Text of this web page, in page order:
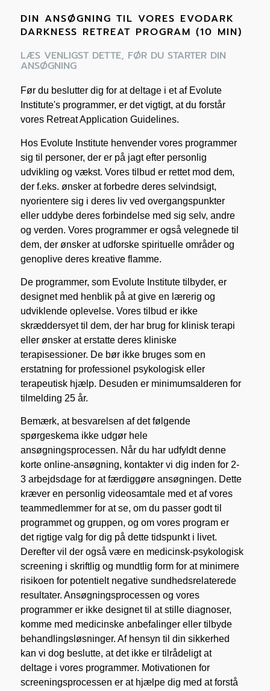
DIN ANSØGNING TIL VORES EVODARK
DARKNESS RETREAT PROGRAM (10 MIN)
LÆS VENLIGST DETTE, FØR DU STARTER DIN
ANSØGNING
Før du beslutter dig for at deltage i et af Evolute
Institute's programmer, er det vigtigt, at du forstår
vores Retreat Application Guidelines.
Hos Evolute Institute henvender vores programmer
sig til personer, der er på jagt efter personlig
udvikling og vækst. Vores tilbud er rettet mod dem,
der f.eks. ønsker at forbedre deres selvindsigt,
nyorientere sig i deres liv ved overgangspunkter
eller uddybe deres forbindelse med sig selv, andre
og verden. Vores programmer er også velegnede til
dem, der ønsker at udforske spirituelle områder og
genoplive deres kreative flamme.
De programmer, som Evolute Institute tilbyder, er
designet med henblik på at give en lærerig og
udviklende oplevelse. Vores tilbud er ikke
skræddersyet til dem, der har brug for klinisk terapi
eller ønsker at erstatte deres kliniske
terapisessioner. De bør ikke bruges som en
erstatning for professionel psykologisk eller
terapeutisk hjælp. Desuden er minimumsalderen for
tilmelding 25 år.
Bemærk, at besvarelsen af det følgende
spørgeskema ikke udgør hele
ansøgningsprocessen. Når du har udfyldt denne
korte online-ansøgning, kontakter vi dig inden for 2-
3 arbejdsdage for at færdiggøre ansøgningen. Dette
kræver en personlig videosamtale med et af vores
teammedlemmer for at se, om du passer godt til
programmet og gruppen, og om vores program er
det rigtige valg for dig på dette tidspunkt i livet.
Derefter vil der også være en medicinsk-psykologisk
screening i skriftlig og mundtlig form for at minimere
risikoen for potentielt negative sundhedsrelaterede
resultater. Ansøgningsprocessen og vores
programmer er ikke designet til at stille diagnoser,
komme med medicinske anbefalinger eller tilbyde
behandlingsløsninger. Af hensyn til din sikkerhed
kan vi dog beslutte, at det ikke er tilrådeligt at
deltage i vores programmer. Motivationen for
screeningsprocessen er at hjælpe dig med at forstå